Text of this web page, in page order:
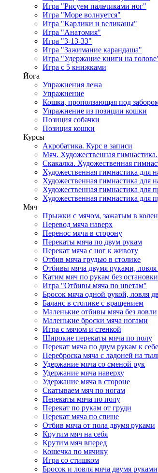
Игра "Рисуем пальчиками ног"
Игра "Море волнуется"
Игра "Карлики и великаны"
Игра "Анатомия"
Игра "3-13-33"
Игра "Зажимание карандаша"
Игра "Удержание книги на
Игра с 5 книжками
Йога
Упражнения лежа
Упражнение
Кошка, проползающая под
Упражнение из позиции кошки
Позиция собачки
Позиция кошки
Курсы
Акробатика. Курс в записи
Мяч. Художественная
Скакалка. Художественная
Художественная гимнастика для
Художественная гимнастика для
Художественная гимнастика для
Художественная гимнастика для
Мяч
Прыжки с мячом, зажатым в
Перевод мяча наверх
Перенос мяча в сторону
Перекаты мяча по двум рукам
Перекат мяча с ног к животу
Отбив мяча грудью в столике
Отбивы мяча двумя руками,
Катим мяч по рукам без остановки
Игра "Отбивы мяча по цветам"
Бросок мяча одной рукой, ловля
Баланс в столике с вращением
Маленькие отбивы мяча без ловли
Маленькие броски мяча ногами
Игра с мячом и стенкой
Широкие перекаты мяча по полу
Перекат мяча по двум рукам к себе
Переброска мяча с ладоней на
Удержание мяча со сменой рук
Удержание мяча наверху
Удержание мяча в стороне
Скатываем мяч по ногам
Перекаты мяча по полу
Перекат по рукам от груди
Перекат мяча по спине
Отбив мяча от пола двумя руками
Крутим мяч на себя
Крутим мяч вперед
Кошечка по мячику
Игра со стишком
Бросок и ловля мяча двумя руками